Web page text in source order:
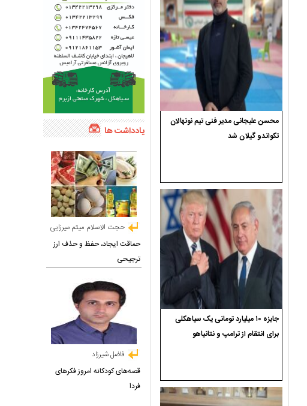
محسن علیجانی مدیر فنی تیم نونهالان
تکواندو گیلان شد
جایزه ۱۰ میلیارد تومانی یک سیاهکلی
برای انتقام از ترامپ و نتانیاهو
یادداشت ها
حجت الاسلام میثم میرزایی
حماقت ایجاد، حفظ و حذف ارز
ترجیحی
فاضل شیرزاد
قصه‌های کودکانه امروز فکرهای
فردا